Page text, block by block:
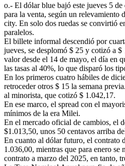
o.- El dólar blue bajó este jueves 5
para la venta, según un relevamiento
city. En solo dos ruedas se convirtió
paralelos.
El billete informal descendió por
jueves, se desplomó $ 25 y cotizó a
valor desde el 14 de mayo, el día en
las tasas al 40%, lo que disparó los
En los primeros cuatro hábiles de
retroceder otros $ 15 la semana
al minorista, que cotizó $ 1.042,17.
En ese marco, el spread con el
mínimos de la era Milei.
En el mercado oficial de cambios, el
$1.013,50, unos 50 centavos arriba
En cuanto al dólar futuro, el contrato
1.036,00, mientras que para enero
contrato a marzo del 2025, en tanto,